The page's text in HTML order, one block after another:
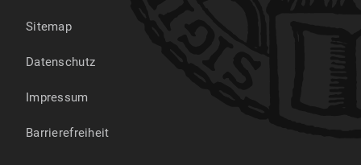
Sitemap
Datenschutz
Impressum
Barrierefreiheit